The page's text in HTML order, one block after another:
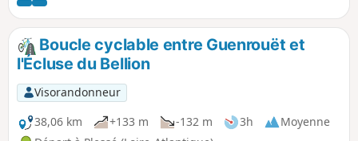
Boucle cyclable entre Guenrouët et
l'Écluse du Bellion
Visorandonneur
38,06 km
+133 m -132 m 3h
Moyenne